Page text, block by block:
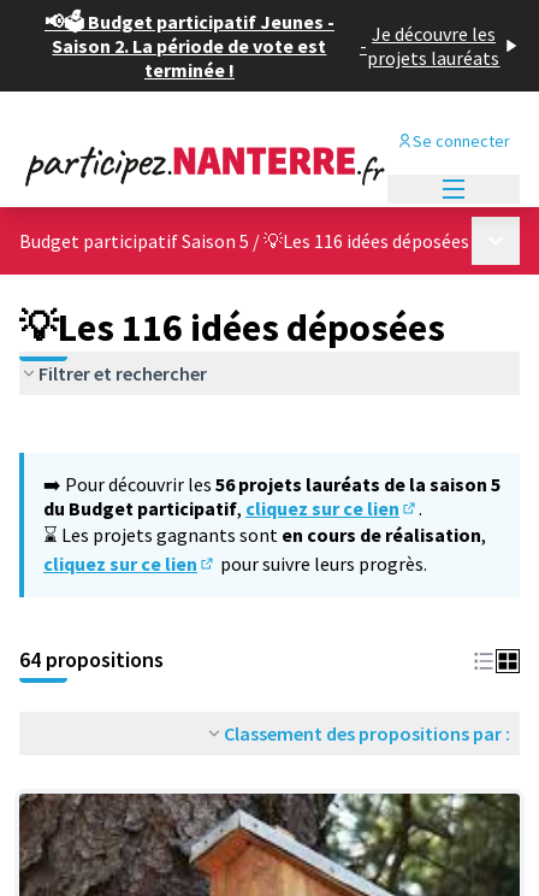
📢🗳️ Budget participatif Jeunes -
Saison 2. La période de vote est
terminée !
- Je découvre les
projets lauréats
Se connecter
Budget participatif Saison 5 /💡Les 116 idées déposées
💡Les 116 idées déposées
Filtrer et rechercher
−
➡️ Pour découvrir les 56 projets lauréats de la saison 5
du Budget participatif, cliquez sur ce lien
(S'ouvre dans
.
⌛ Les projets gagnants sont en cours de réalisation,
cliquez sur ce lien
pour suivre leurs progrès.
64 propositions
Classement des propositions par :